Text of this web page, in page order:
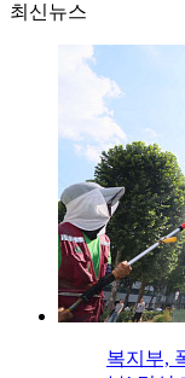
최신뉴스
복지부,